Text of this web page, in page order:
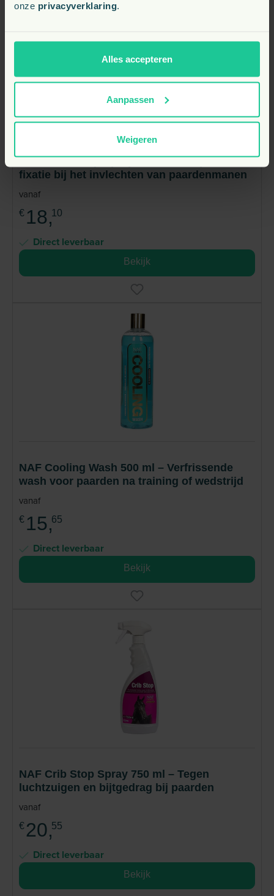
onze privacyverklaring.
Alles accepteren
Aanpassen
Weigeren
NAF Braid It Up Spray 500 ml – Grip en
fixatie bij het invlechten van paardenmanen
vanaf
€ 18,10
Direct leverbaar
Bekijk
NAF Cooling Wash 500 ml – Verfrissende
wash voor paarden na training of wedstrijd
vanaf
€ 15,65
Direct leverbaar
Bekijk
NAF Crib Stop Spray 750 ml – Tegen
luchtzuigen en bijtgedrag bij paarden
vanaf
€ 20,55
Direct leverbaar
Bekijk